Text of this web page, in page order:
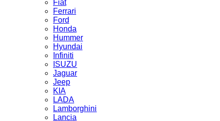
Fiat
Ferrari
Ford
Honda
Hummer
Hyundai
Infiniti
ISUZU
Jaguar
Jeep
KIA
LADA
Lamborghini
Lancia